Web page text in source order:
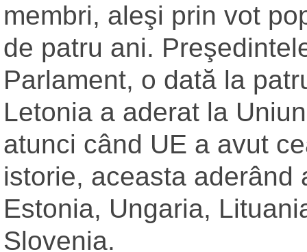
membri, aleşi prin vot
de patru ani.
Parlament, o dată la
Letonia a aderat la
atunci când UE a avut
istorie, aceasta aderând
Estonia, Ungaria,
Slovenia.